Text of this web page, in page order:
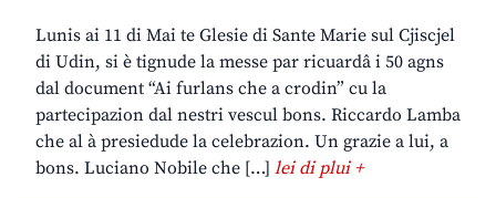
Lunis ai 11 di Mai te Glesie di Sante Marie sul Cjiscjel
di Udin, si è tignude la messe par ricuardâ i 50 agns
dal document “Ai furlans che a crodin” cu la
partecipazion dal nestri vescul bons. Riccardo Lamba
che al à presiedude la celebrazion. Un grazie a lui, a
bons. Luciano Nobile che […] lei di plui +